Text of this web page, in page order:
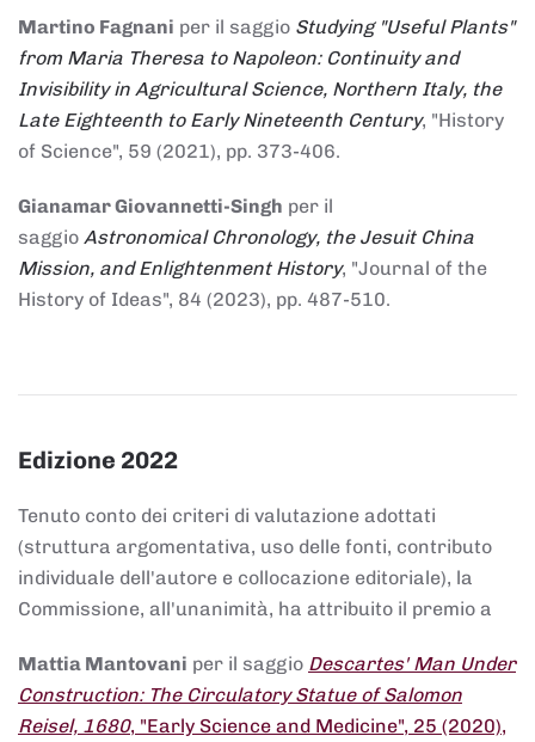
Martino Fagnani per il saggio Studying "Useful Plants"
from Maria Theresa to Napoleon: Continuity and
Invisibility in Agricultural Science, Northern Italy, the
Late Eighteenth to Early Nineteenth Century, "History
of Science", 59 (2021), pp. 373-406.
Gianamar Giovannetti-Singh per il
saggio Astronomical Chronology, the Jesuit China
Mission, and Enlightenment History, "Journal of the
History of Ideas", 84 (2023), pp. 487-510.
Edizione 2022
Tenuto conto dei criteri di valutazione adottati
(struttura argomentativa, uso delle fonti, contributo
individuale dell'autore e collocazione editoriale), la
Commissione, all'unanimità, ha attribuito il premio a
Mattia Mantovani per il saggio Descartes' Man Under
Construction: The Circulatory Statue of Salomon
Reisel, 1680, "Early Science and Medicine", 25 (2020),